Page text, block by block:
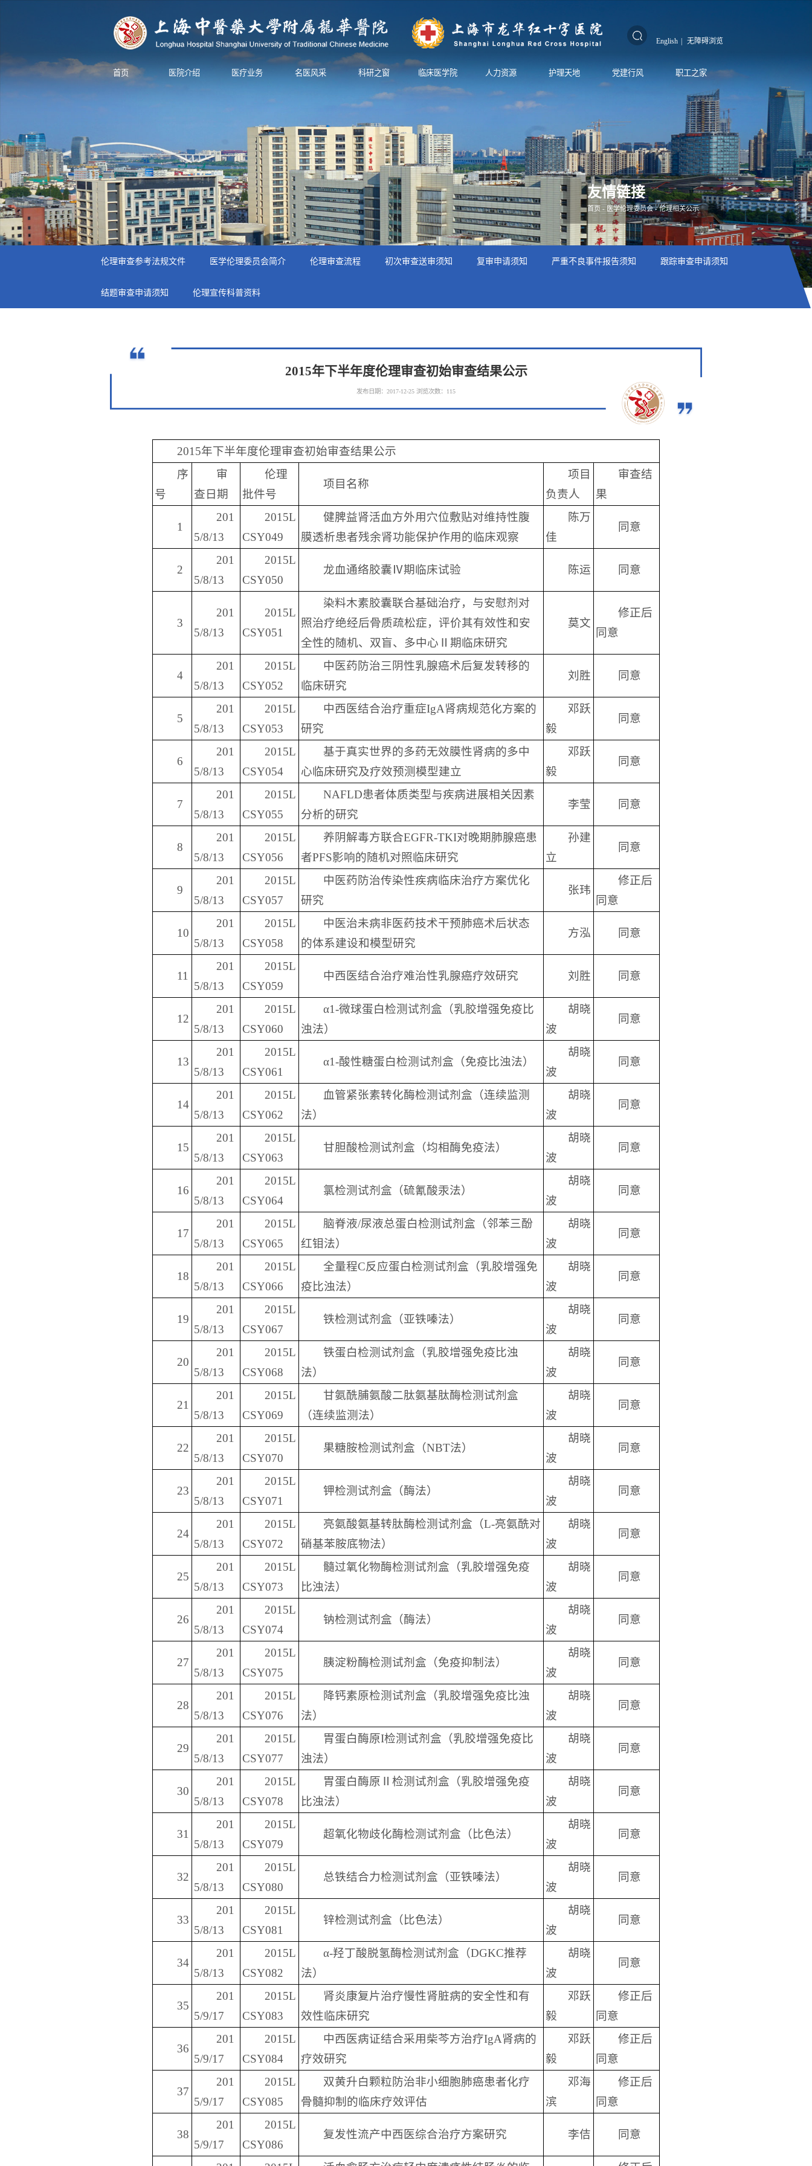
English | 无障碍浏览
首页 医院介绍 医疗业务 名医风采 科研之窗 临床医学院 人力资源 护理天地 党建行风 职工之家
友情链接
首页- 医学伦理委员会-伦理相关公示
伦理审查参考法规文件 医学伦理委员会简介 伦理审查流程 初次审查送审须知 复审申请须知 严重不良事件报告须知 跟踪审查申请须知
结题审查申请须知 伦理宣传科普资料
2015年下半年度伦理审查初始审查结果公示
发布日期：2017-12-25 浏览次数： 115
2015年下半年度伦理审查初始审查结果公示
序
号
审
查日期
伦理
批件号
项目名称
项目
负责人
审查结
果
1
201
5/8/13
2015L
CSY049
健脾益肾活血方外用穴位敷贴对维持性腹
膜透析患者残余肾功能保护作用的临床观察
陈万
佳
同意
2
201
5/8/13
2015L
CSY050
龙血通络胶囊Ⅳ期临床试验 陈运 同意
3
201
5/8/13
2015L
CSY051
染料木素胶囊联合基础治疗，与安慰剂对
照治疗绝经后骨质疏松症，评价其有效性和安
全性的随机、双盲、多中心Ⅱ期临床研究
莫文
修正后
同意
4
201
5/8/13
2015L
CSY052
中医药防治三阴性乳腺癌术后复发转移的
临床研究
刘胜 同意
5
201
5/8/13
2015L
CSY053
中西医结合治疗重症IgA肾病规范化方案的
研究
邓跃
毅
同意
6
201
5/8/13
2015L
CSY054
基于真实世界的多药无效膜性肾病的多中
心临床研究及疗效预测模型建立
邓跃
毅
同意
7
201
5/8/13
2015L
CSY055
NAFLD患者体质类型与疾病进展相关因素
分析的研究
李莹 同意
8
201
5/8/13
2015L
CSY056
养阴解毒方联合EGFR-TKI对晚期肺腺癌患
者PFS影响的随机对照临床研究
孙建
立
同意
9
201
5/8/13
2015L
CSY057
中医药防治传染性疾病临床治疗方案优化
研究
张玮
修正后
同意
10
201
5/8/13
2015L
CSY058
中医治未病非医药技术干预肺癌术后状态
的体系建设和模型研究
方泓 同意
11
201
5/8/13
2015L
CSY059
中西医结合治疗难治性乳腺癌疗效研究 刘胜 同意
12
201
5/8/13
2015L
CSY060
α1-微球蛋白检测试剂盒（乳胶增强免疫比
浊法）
胡晓
波
同意
13
201
5/8/13
2015L
CSY061
α1-酸性糖蛋白检测试剂盒（免疫比浊法）
胡晓
波
同意
14
201
5/8/13
2015L
CSY062
血管紧张素转化酶检测试剂盒（连续监测
法）
胡晓
波
同意
15
201
5/8/13
2015L
CSY063
甘胆酸检测试剂盒（均相酶免疫法）
胡晓
波
同意
16
201
5/8/13
2015L
CSY064
氯检测试剂盒（硫氰酸汞法）
胡晓
波
同意
17
201
5/8/13
2015L
CSY065
脑脊液/尿液总蛋白检测试剂盒（邻苯三酚
红钼法）
胡晓
波
同意
18
201
5/8/13
2015L
CSY066
全量程C反应蛋白检测试剂盒（乳胶增强免
疫比浊法）
胡晓
波
同意
19
201
5/8/13
2015L
CSY067
铁检测试剂盒（亚铁嗪法）
胡晓
波
同意
20
201
5/8/13
2015L
CSY068
铁蛋白检测试剂盒（乳胶增强免疫比浊
法）
胡晓
波
同意
21
201
5/8/13
2015L
CSY069
甘氨酰脯氨酸二肽氨基肽酶检测试剂盒
（连续监测法）
胡晓
波
同意
22
201
5/8/13
2015L
CSY070
果糖胺检测试剂盒（NBT法）
胡晓
波
同意
23
201
5/8/13
2015L
CSY071
钾检测试剂盒（酶法）
胡晓
波
同意
24
201
5/8/13
2015L
CSY072
亮氨酸氨基转肽酶检测试剂盒（L-亮氨酰对
硝基苯胺底物法）
胡晓
波
同意
25
201
5/8/13
2015L
CSY073
髓过氧化物酶检测试剂盒（乳胶增强免疫
比浊法）
胡晓
波
同意
26
201
5/8/13
2015L
CSY074
钠检测试剂盒（酶法）
胡晓
波
同意
27
201
5/8/13
2015L
CSY075
胰淀粉酶检测试剂盒（免疫抑制法）
胡晓
波
同意
28
201
5/8/13
2015L
CSY076
降钙素原检测试剂盒（乳胶增强免疫比浊
法）
胡晓
波
同意
29
201
5/8/13
2015L
CSY077
胃蛋白酶原I检测试剂盒（乳胶增强免疫比
浊法）
胡晓
波
同意
30
201
5/8/13
2015L
CSY078
胃蛋白酶原Ⅱ检测试剂盒（乳胶增强免疫
比浊法）
胡晓
波
同意
31
201
5/8/13
2015L
CSY079
超氧化物歧化酶检测试剂盒（比色法）
胡晓
波
同意
32
201
5/8/13
2015L
CSY080
总铁结合力检测试剂盒（亚铁嗪法）
胡晓
波
同意
33
201
5/8/13
2015L
CSY081
锌检测试剂盒（比色法）
胡晓
波
同意
34
201
5/8/13
2015L
CSY082
α-羟丁酸脱氢酶检测试剂盒（DGKC推荐
法）
胡晓
波
同意
35
201
5/9/17
2015L
CSY083
肾炎康复片治疗慢性肾脏病的安全性和有
效性临床研究
邓跃
毅
修正后
同意
36
201
5/9/17
2015L
CSY084
中西医病证结合采用柴芩方治疗IgA肾病的
疗效研究
邓跃
毅
修正后
同意
37
201
5/9/17
2015L
CSY085
双黄升白颗粒防治非小细胞肺癌患者化疗
骨髓抑制的临床疗效评估
邓海
滨
修正后
同意
38
201
5/9/17
2015L
CSY086
复发性流产中西医综合治疗方案研究 李佶 同意